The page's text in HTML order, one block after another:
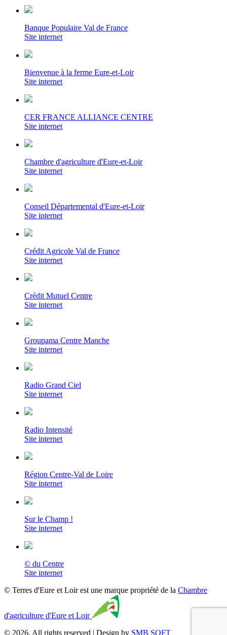
Banque Populaire Val de France
Site internet
Bienvenue à la ferme Eure-et-Loir
Site internet
CER FRANCE ALLIANCE CENTRE
Site internet
Chambre d'agriculture d'Eure-et-Loir
Site internet
Conseil Départemental d'Eure-et-Loir
Site internet
Crédit Agricole Val de France
Site internet
Crédit Mutuel Centre
Site internet
Groupama Centre Manche
Site internet
Radio Grand Ciel
Site internet
Radio Intensité
Site internet
Région Centre-Val de Loire
Site internet
Sur le Champ !
Site internet
© du Centre
Site internet
© Terres d'Eure et Loir est une marque propriété de la Chambre
d'agriculture d'Eure et Loir
© 2026. All rights reserved | Design by SMB SOFT